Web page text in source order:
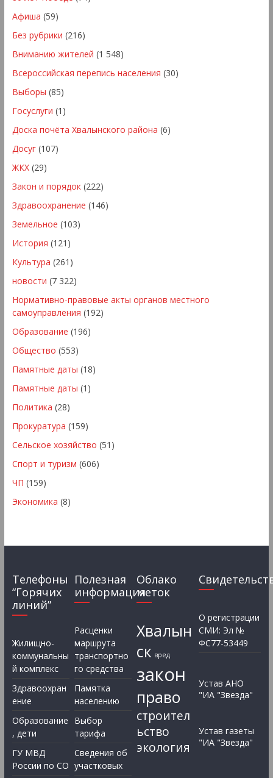
Афиша (59)
Без рубрики (216)
Вниманию жителей (1 548)
Всероссийская перепись населения (30)
Выборы (85)
Госуслуги (1)
Доска почёта Хвалынского района (6)
Досуг(107)
ЖКХ(29)
Закон и порядок(222)
Здравоохранение (146)
Земельное (103)
История (121)
Культура (261)
новости (7 322)
Нормативно-правовые акты органов местного
самоуправления (192)
Образование (196)
Общество (553)
Памятные даты (18)
Памятные даты (1)
Политика (28)
Прокуратура (159)
Сельское хозяйство (51)
Спорт и туризм (606)
ЧП (159)
Экономика (8)
Телефоны
“Горячих
линий”
Жилищно-
коммунальны
й комплекс
Здравоохран
ение
Образование
, дети
ГУ МВД
России по СО
Полезная
информация
Расценки
маршрута
транспортно
го средства
Памятка
населению
Выбор
тарифа
Сведения об
участковых
Облако
меток
Хвалын
ск вред
закон
право
строител
ьство
экология
О регистрации
СМИ: Эл №
ФС77-53449
Устав АНО
"ИА "Звезда"
Устав газеты
"ИА "Звезда"